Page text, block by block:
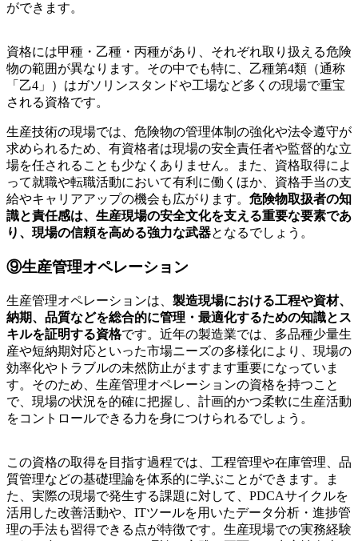
ができます。
資格には甲種・乙種・丙種があり、それぞれ取り扱える危険
物の範囲が異なります。その中でも特に、乙種第4類（通称
「乙4」）はガソリンスタンドや工場など多くの現場で重宝
される資格です。
生産技術の現場では、危険物の管理体制の強化や法令遵守が
求められるため、有資格者は現場の安全責任者や監督的な立
場を任されることも少なくありません。また、資格取得によ
って就職や転職活動において有利に働くほか、資格手当の支
給やキャリアアップの機会も広がります。 危険物取扱者の知
識と責任感は、生産現場の安全文化を支える重要な要素であ
り、現場の信頼を高める強力な武器となるでしょう。
⑨生産管理オペレーション
生産管理オペレーションは、 製造現場における工程や資材、
納期、品質などを総合的に管理・最適化するための知識とス
キルを証明する資格です。近年の製造業では、多品種少量生
産や短納期対応といった市場ニーズの多様化により、現場の
効率化やトラブルの未然防止がますます重要になっていま
す。そのため、生産管理オペレーションの資格を持つこと
で、現場の状況を的確に把握し、計画的かつ柔軟に生産活動
をコントロールできる力を身につけられるでしょう。
この資格の取得を目指す過程では、工程管理や在庫管理、品
質管理などの基礎理論を体系的に学ぶことができます。ま
た、実際の現場で発生する課題に対して、PDCAサイクルを
活用した改善活動や、ITツールを用いたデータ分析・進捗管
理の手法も習得できる点が特徴です。生産現場での実務経験